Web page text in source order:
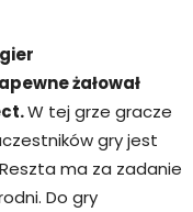
żałował
W tej grze gracze
gry jest
ma za zadanie
Do gry